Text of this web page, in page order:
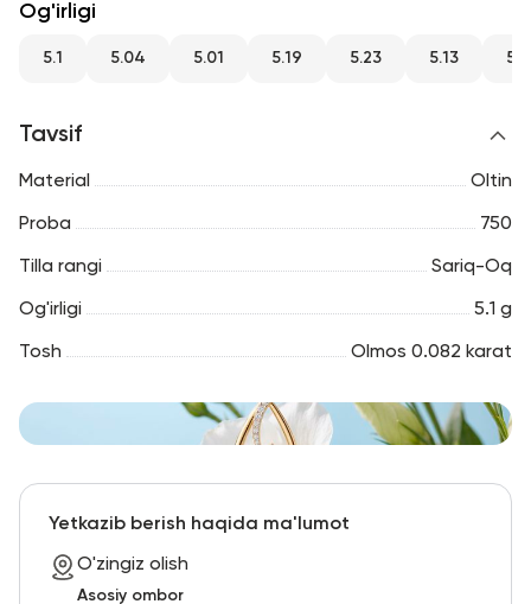
Og'irligi
5.1 5.04 5.01 5.19 5.23 5.13
Tavsif
Material Oltin
Proba 750
Tilla rangi Sariq-Oq
Og'irligi 5.1 g
Tosh Olmos 0.082 karat
Yetkazib berish haqida ma'lumot
O'zingiz olish
Asosiy ombor